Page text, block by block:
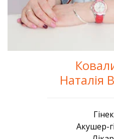
Наталія